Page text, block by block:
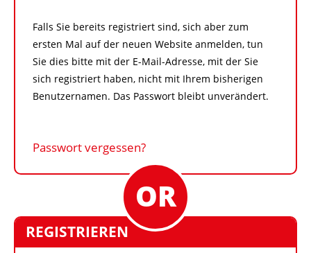
Falls Sie bereits registriert sind, sich aber zum
ersten Mal auf der neuen Website anmelden, tun
Sie dies bitte mit der E-Mail-Adresse, mit der Sie
sich registriert haben, nicht mit Ihrem bisherigen
Benutzernamen. Das Passwort bleibt unverändert.
Passwort vergessen?
REGISTRIEREN